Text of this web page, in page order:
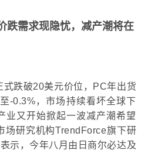
跌需求现隐忧，减产潮将在
式跌破20美元价位，PC年出货
-0.3%，市场持续看坏全球下
业又开始掀起一波减产潮希望
场研究机构TrendForce旗下研
示，今年八月由日商尔必达及